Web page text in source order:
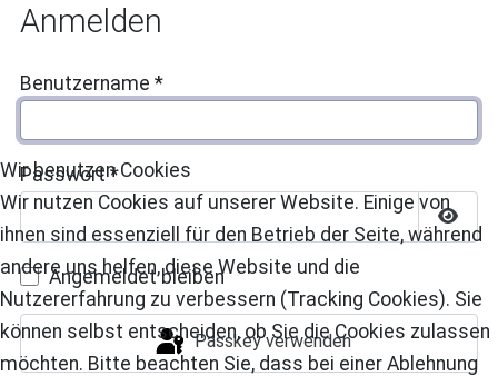
Anmelden
Benutzername *
Passwort*
Angemeldet bleiben
Passkey verwenden
Wir benutzen Cookies
Wir nutzen Cookies auf unserer Website. Einige von
ihnen sind essenziell für den Betrieb der Seite, während
andere uns helfen, diese Website und die
Nutzererfahrung zu verbessern (Tracking Cookies). Sie
können selbst entscheiden, ob Sie die Cookies zulassen
möchten. Bitte beachten Sie, dass bei einer Ablehnung